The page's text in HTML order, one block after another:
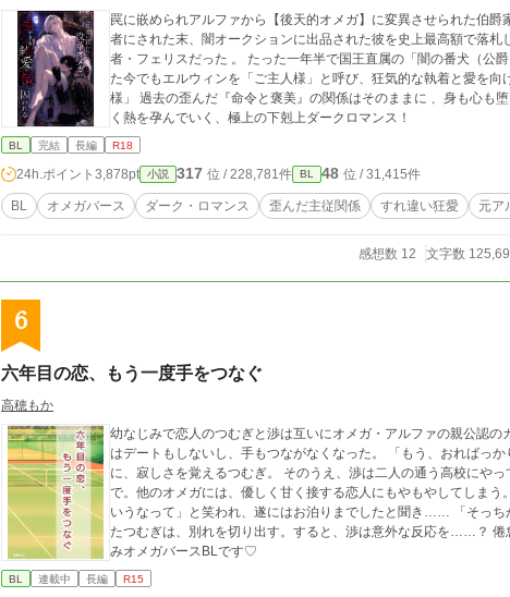
罠に嵌められアルファから【後天的オメガ】に変異させられた伯
者にされた末、闇オークションに出品された彼を史上最高額で落
者・フェリスだった 。 たった一年半で国王直属の「闇の番犬（公爵）」へと上り詰めた彼は、立場が完全に逆転し
た今でもエルウィンを「ご主人様」と呼び、狂気的な執着と愛を向けてきて…… 。 「ご褒美
様」 過去の歪んだ『命令と褒美』の関係はそのままに 、身も心も堕ちたオメガが強大なアルファの腕の中で狂おし
く熱を孕んでいく、極上の下剋上ダークロマンス！
BL 完結 長編 R18
24h.ポイント 3,878pt 小説 317 位 / 228,781件 BL 48 位 / 31,415件
BL オメガバース ダーク・ロマンス 歪んだ主従関係 すれ違い狂愛 元ア
感想数 12 文字数
6
六年目の恋、もう一度手をつなぐ
高穂もか
幼なじみで恋人のつむぎと渉は互いにオメガ・アルファの親公認
はデートもしないし、手もつながなくなった。 「もう、おればっ
に、寂しさを覚えるつむぎ。 そのうえ、渉は二人の通う高校にや
で。他のオメガには、優しく甘く接する恋人にもやもやしてしまう
いうなって」と笑われ、遂にはお泊りまでしたと聞き…… 「そっ
たつむぎは、別れを切り出す。すると、渉は意外な反応を……？ 倦
みオメガバースBLです♡
BL 連載中 長編 R15